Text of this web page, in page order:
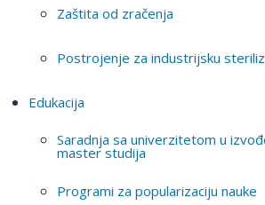
Zaštita od zračenja
Postrojenje za industrijsku
Edukacija
Saradnja sa univerzitetom u
master studija
Programi za popularizaciju nauke